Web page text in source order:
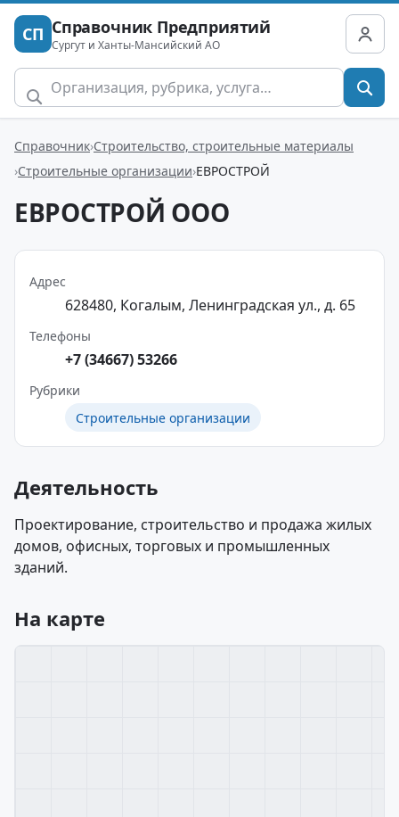
СП Справочник Предприятий
Сургут и Ханты-Мансийский АО
Справочник Строительство, строительные материалы
Строительные организации ЕВРОСТРОЙ
ЕВРОСТРОЙ ООО
Адрес
628480, Когалым, Ленинградская ул., д. 65
Телефоны
+7 (34667) 53266
Рубрики
Строительные организации
Деятельность
Проектирование, строительство и продажа жилых
домов, офисных, торговых и промышленных
зданий.
На карте